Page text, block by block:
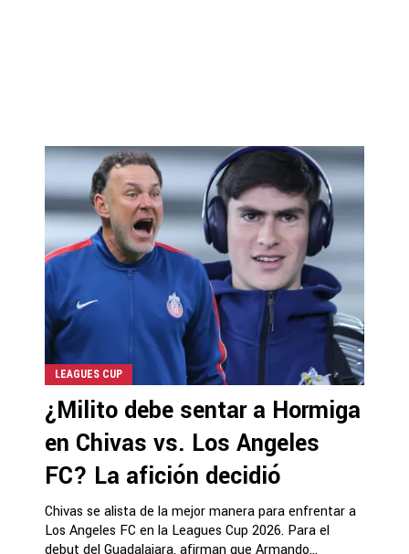
LEAGUES CUP
¿Milito debe sentar a Hormiga
en Chivas vs. Los Angeles
FC? La afición decidió
Chivas se alista de la mejor manera para enfrentar a
Los Angeles FC en la Leagues Cup 2026. Para el
debut del Guadalajara, afirman que Armando...